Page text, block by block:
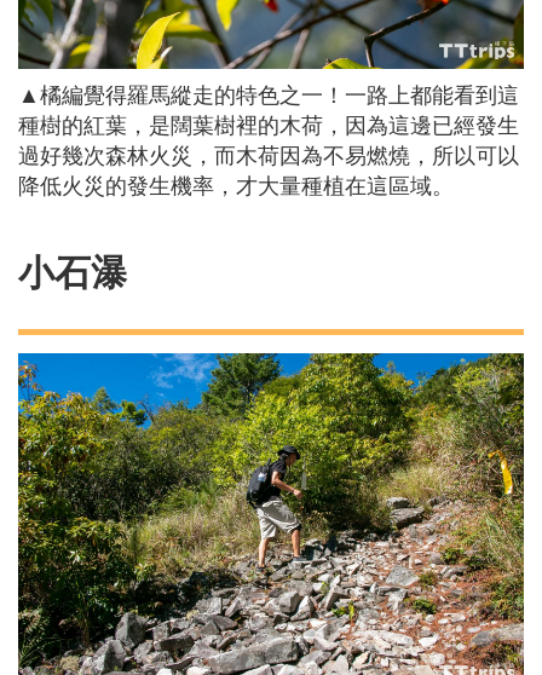
▲橘編覺得羅馬縱走的特色之一！一路上都能看到這
種樹的紅葉，是闊葉樹裡的木荷，因為這邊已經發生
過好幾次森林火災，而木荷因為不易燃燒，所以可以
降低火災的發生機率，才大量種植在這區域。
小石瀑